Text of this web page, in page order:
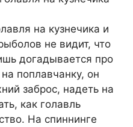
на кузнечика и
не видит, что
догадывается про
поплавчанку, он
заброс, надеть на
как голавль
На спиннинге